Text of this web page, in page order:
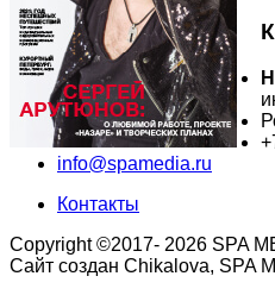
info@spamedia.ru
Контакты
Copyright ©2017- 2026 SPA
Сайт создан Chikalova, SPA